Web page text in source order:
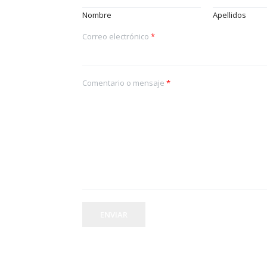
Nombre
Apellidos
Correo electrónico *
Comentario o mensaje *